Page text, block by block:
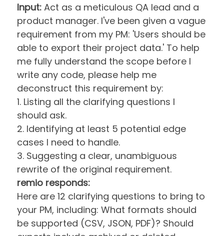
Input: Act as a meticulous QA lead and a
product manager. I've been given a vague
requirement from my PM: 'Users should be
able to export their project data.' To help
me fully understand the scope before I
write any code, please help me
deconstruct this requirement by:
1. Listing all the clarifying questions I
should ask.
2. Identifying at least 5 potential edge
cases I need to handle.
3. Suggesting a clear, unambiguous
rewrite of the original requirement.
remio responds:
Here are 12 clarifying questions to bring to
your PM, including: What formats should
be supported (CSV, JSON, PDF)? Should